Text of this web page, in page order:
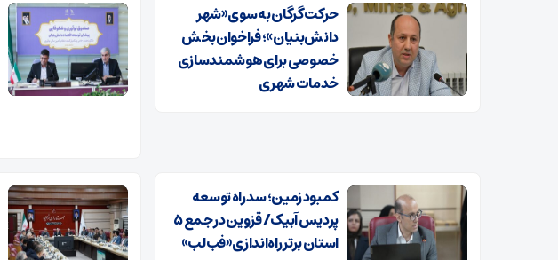
حرکت گرگان به سوی «شهر
دانش‌بنیان»؛ فراخوان بخش
خصوصی برای هوشمندسازی
خدمات شهری
کمبود زمین؛ سد راه توسعه
پردیس آبیک/ قزوین در جمع ۵
استان برتر راه‌اندازی «فب‌لب»